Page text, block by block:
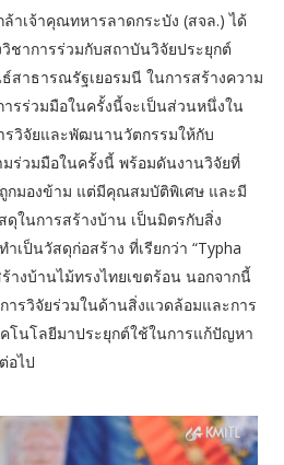
าเจ้าคุณทหารลาดกระบัง (สจล.) ได้
ชาการร่วมกับสถาบันวิจัยประยุกต์
สาธารณรัฐเยอรมนี ในการสร้างความ
รร่วมมือในครั้งนี้จะเป็นส่วนหนึ่งใน
รวิจัยและพัฒนานวัตกรรมให้กับ
ร่วมมือในครั้งนี้ พร้อมดันงานวิจัยที่
กมองข้าม แต่มีคุณสมบัติพิเศษ และมี
ดุในการสร้างบ้าน เป็นมิตรกับสิ่ง
เป็นวัสดุก่อสร้าง ที่เรียกว่า “Typha
างบ้านไม้ทรงไทยเขตร้อน นอกจากนี้
ารวิจัยร่วมในด้านสิ่งแวดล้อมและการ
โนโลยีมาประยุกต์ใช้ในการแก้ปัญหา
อไป